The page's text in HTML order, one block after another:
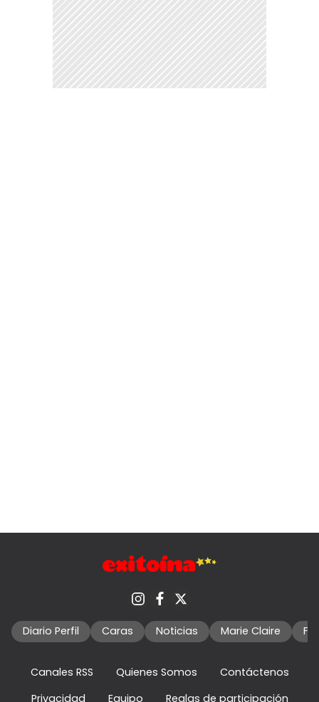
Diario Perfil Caras Noticias Marie Claire
Canales RSS Quienes Somos
Contáctenos
Privacidad
Equipo Reglas de participación